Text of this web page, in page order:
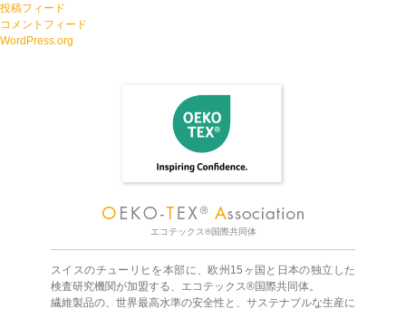
投稿フィード
コメントフィード
WordPress.org
エコテックス®国際共同体
スイスのチューリヒを本部に、欧州15ヶ国と日本の独立した
検査研究機関が加盟する、エコテックス®国際共同体。
繊維製品の、世界最高水準の安全性と、サステナブルな生産に